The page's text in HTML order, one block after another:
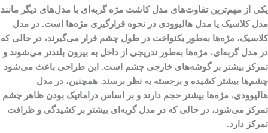
یکی از مهم‌ترین تفاوت‌های مدل کاشت مژه گربه‌ای با مدل‌های دیگر مانند
مدل کلاسیک یا مدل هالیوودی در نحوه قرارگیری مژه‌ها است. در مدل
کلاسیک، مژه‌ها به‌طور یکنواخت در طول چشم قرار می‌گیرند، در حالی که
در مدل گربه‌ای، مژه‌ها به‌طور تدریجی از داخل به بیرون بلندتر می‌شوند و
تمرکز بیشتر بر گوشه‌های خارجی چشم است. این طراحی باعث می‌شود
چشم‌ها بیشتر کشیده و برجسته به نظر برسند. همچنین، در مدل
هالیوودی، مژه‌ها بیشتر حجم دارند و بر اساس دراماتیک بودن ظاهر چشم
تمرکز می‌شود، در حالی که در مدل گربه‌ای بیشتر بر کشیدگی و ظرافت
تمرکز دارد.